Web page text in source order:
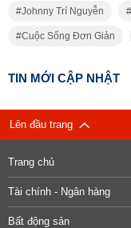
Johnny Trí Nguyễn
Cuộc Sống Đơn Giản
TIN MỚI CẬP NHẬT
Lên đầu trang
Trang chủ
Tài chính - Ngân hàng
Bất động sản